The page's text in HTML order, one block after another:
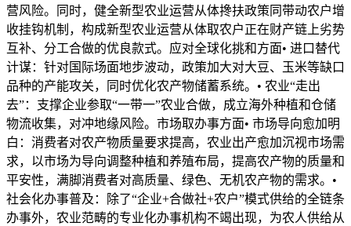
营风险。同时，健全新型农业运营从体搀扶政策同带动农户增
收挂钩机制，构成新型农业运营从体取农户正在财产链上劣势
互补、分工合做的优良款式。应对全球化挑和方面• 进口替代
计谋：针对国际场面地步波动，政策加大对大豆、玉米等缺口
品种的产能攻关，同时优化农产物储蓄系统。• 农业“走出
去”：支撑企业参取“一带一”农业合做，成立海外种植和仓储
物流收集，对冲地缘风险。市场取办事方面• 市场导向愈加明
白：消费者对农产物质量要求提高，农业出产愈加沉视市场需
求，以市场为导向调整种植和养殖布局，提高农产物的质量和
平安性，满脚消费者对高质量、绿色、无机农产物的需求。•
社会化办事普及：除了“企业+合做社+农户”模式供给的全链条
办事外，农业范畴的专业化办事机构不竭出现，为农人供给从